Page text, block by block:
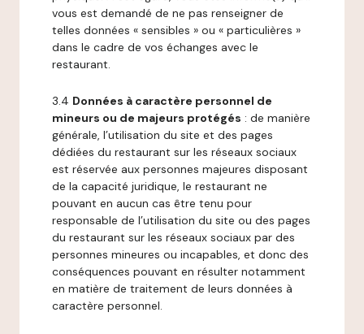
vous est demandé de ne pas renseigner de
telles données « sensibles » ou « particulières »
dans le cadre de vos échanges avec le
restaurant.
3.4 Données à caractère personnel de
mineurs ou de majeurs protégés : de manière
générale, l’utilisation du site et des pages
dédiées du restaurant sur les réseaux sociaux
est réservée aux personnes majeures disposant
de la capacité juridique, le restaurant ne
pouvant en aucun cas être tenu pour
responsable de l’utilisation du site ou des pages
du restaurant sur les réseaux sociaux par des
personnes mineures ou incapables, et donc des
conséquences pouvant en résulter notamment
en matière de traitement de leurs données à
caractère personnel.